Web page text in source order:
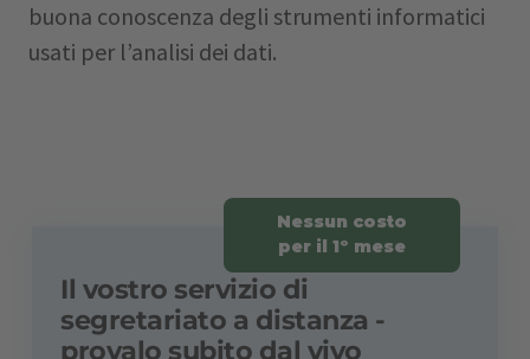
buona conoscenza degli strumenti informatici
usati per l’analisi dei dati.
Nessun costo
per il 1º mese
Il vostro servizio di
segretariato a distanza -
provalo subito dal vivo